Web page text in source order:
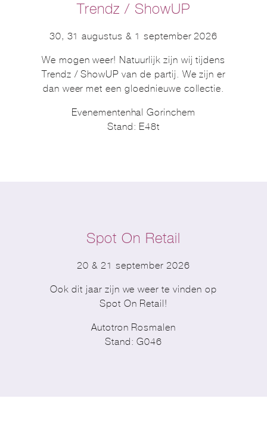
Trendz / ShowUP
30, 31 augustus & 1 september 2026
We mogen weer! Natuurlijk zijn wij tijdens
Trendz / ShowUP van de partij. We zijn er
dan weer met een gloednieuwe collectie.
Evenementenhal Gorinchem
Stand: E48t
Spot On Retail
20 & 21 september 2026
Ook dit jaar zijn we weer te vinden op
Spot On Retail!
Autotron Rosmalen
Stand: G046